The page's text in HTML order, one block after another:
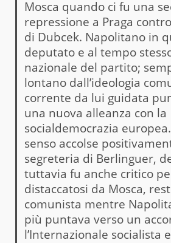
Mosca quando ci fu una
repressione a Praga
di Dubcek. Napolitano in
deputato e al tempo
nazionale del partito;
lontano dall’ideologia
corrente da lui guidata
una nuova alleanza con la
socialdemocrazia
senso accolse
segreteria di Berlinguer,
tuttavia fu anche critico
distaccatosi da Mosca,
comunista mentre
più puntava verso un
l’Internazionale socialista